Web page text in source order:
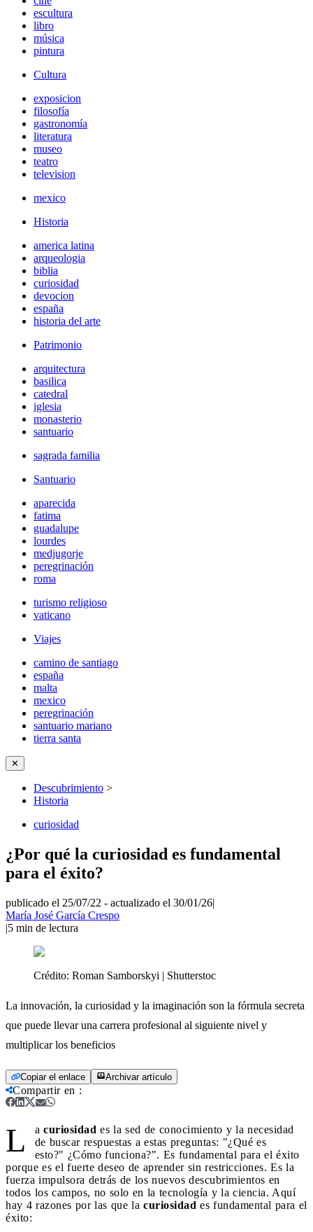
escultura
libro
música
pintura
Cultura
exposicion
filosofía
gastronomía
literatura
museo
teatro
television
mexico
Historia
america latina
arqueologia
biblia
curiosidad
devocion
españa
historia del arte
Patrimonio
arquitectura
basilica
catedral
iglesia
monasterio
santuario
sagrada familia
Santuario
aparecida
fatima
guadalupe
lourdes
medjugorje
peregrinación
roma
turismo religioso
vaticano
Viajes
camino de santiago
españa
malta
mexico
peregrinación
santuario mariano
tierra santa
✕
Descubrimiento >
Historia
curiosidad
¿Por qué la curiosidad es fundamental
para el éxito?
publicado el 25/07/22 - actualizado el 30/01/26|
María José García Crespo
|5 min de lectura
Crédito: Roman Samborskyi | Shutterstoc
La innovación, la curiosidad y la imaginación son la fórmula secreta
que puede llevar una carrera profesional al siguiente nivel y
multiplicar los beneficios
Copiar el enlace Archivar artículo
Compartir en :
L a curiosidad es la sed de conocimiento y la necesidad
de buscar respuestas a estas preguntas: "¿Qué es
esto?" ¿Cómo funciona?". Es fundamental para el éxito
porque es el fuerte deseo de aprender sin restricciones. Es la
fuerza impulsora detrás de los nuevos descubrimientos en
todos los campos, no solo en la tecnología y la ciencia. Aquí
hay 4 razones por las que la curiosidad es fundamental para el
éxito: